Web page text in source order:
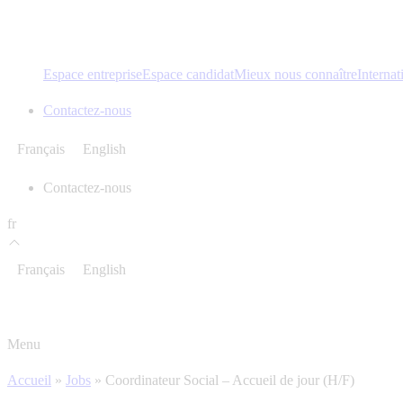
Espace entrepriseEspace candidatMieux nous connaître
Contactez-nous
Français English
Contactez-nous
fr
Français English
Menu
Accueil » Jobs » Coordinateur Social – Accueil de jour (H/F)